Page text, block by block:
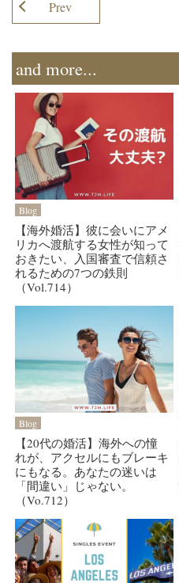
Prev
and more...
Blog
【海外婚活】彼に会いにアメ
リカへ渡航する女性が知って
おきたい、入国審査で信頼さ
れるための7つの鉄則
（Vol.714）
Blog
【20代の婚活】海外への憧
れが、アクセルにもブレーキ
にもなる。あなたの迷いは
「間違い」じゃない。
（Vo.712）